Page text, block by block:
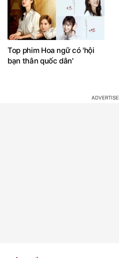
Top phim Hoa ngữ có 'hội
bạn thân quốc dân'